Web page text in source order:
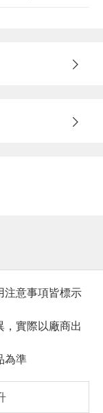
注意事項皆標示
實際以廠商出
為準